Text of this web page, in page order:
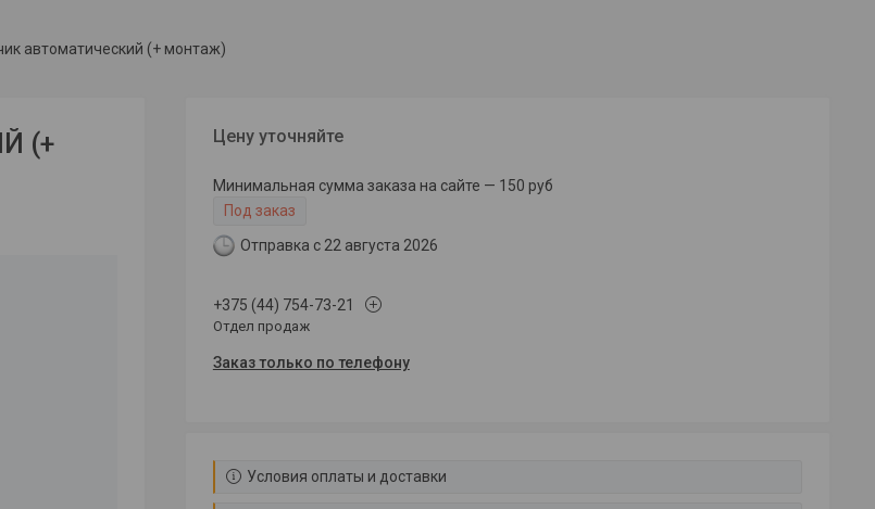
автоматический (+ монтаж)
(+
Цену уточняйте
Минимальная сумма заказа на сайте — 150 руб
Под заказ
Отправка с 22 августа 2026
+375 (44) 754-73-21
Отдел продаж
Заказ только по телефону
Условия оплаты и доставки